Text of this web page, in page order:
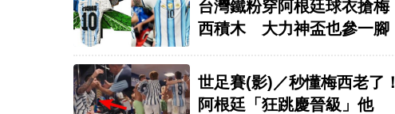
台灣鐵粉穿阿根廷球衣搶梅
西積木 大力神盃也參一腳
世足賽(影)／秒懂梅西老了！
阿根廷「狂跳慶晉級」他